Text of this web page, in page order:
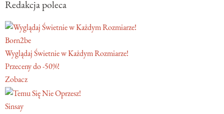
Redakcja poleca
Born2be
Wyglądaj Świetnie w Każdym Rozmiarze!
Przeceny do -50%!
Zobacz
Sinsay